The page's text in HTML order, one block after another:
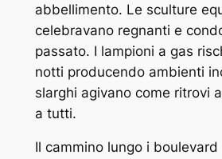
abbellimento. Le sculture
celebravano regnanti e
passato. I lampioni a gas
notti producendo ambienti
slarghi agivano come ritrovi
a tutti.
Il cammino lungo i